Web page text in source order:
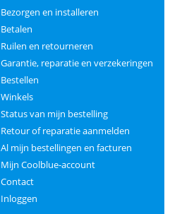
Bezorgen en installeren
Betalen
Ruilen en retourneren
Garantie, reparatie en verzekeringen
Bestellen
Winkels
Status van mijn bestelling
Retour of reparatie aanmelden
Al mijn bestellingen en facturen
Mijn Coolblue-account
Contact
Inloggen